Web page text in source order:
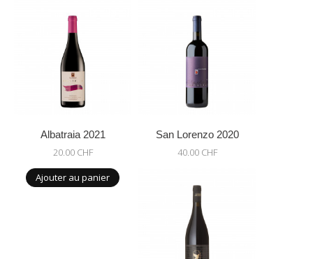
Albatraia 2021
20.00 CHF
Ajouter au panier
San Lorenzo 2020
40.00 CHF